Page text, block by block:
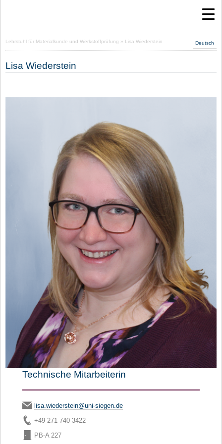
Lehrstuhl für Materialkunde und Werkstoffprüfung » Lisa Wiederstein Deutsch
Lisa Wiederstein
Technische Mitarbeiterin
lisa.wiederstein@uni-siegen.de
+49 271 740 3422
PB-A 227